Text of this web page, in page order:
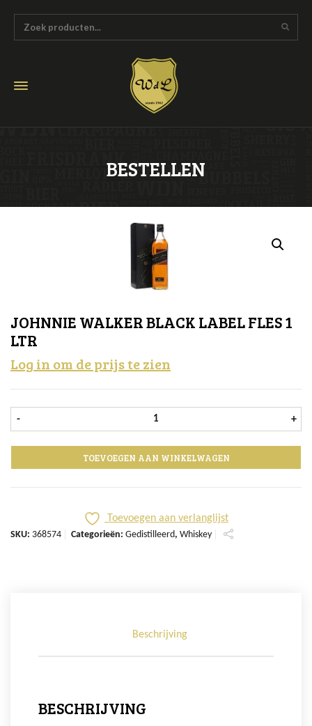
BESTELLEN
JOHNNIE WALKER BLACK LABEL FLES 1
LTR
Log in om de prijs te zien
- Johnnie Walker Black Label fles 1
+
TOEVOEGEN AAN WINKELWAGEN
Toevoegen aan verlanglijst
SKU: 368574 Categorieën: Gedistilleerd, Whiskey
Beschrijving
BESCHRIJVING